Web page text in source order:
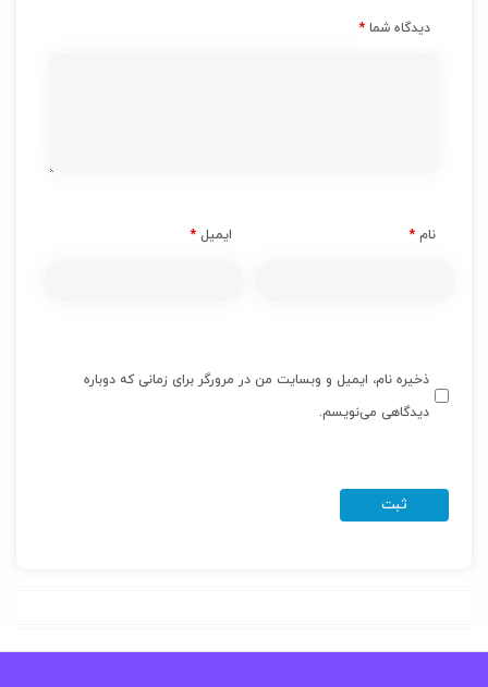
دیدگاه شما *
نام * ایمیل *
ذخیره نام، ایمیل و وبسایت من در مرورگر برای زمانی که دوباره
دیدگاهی می‌نویسم.